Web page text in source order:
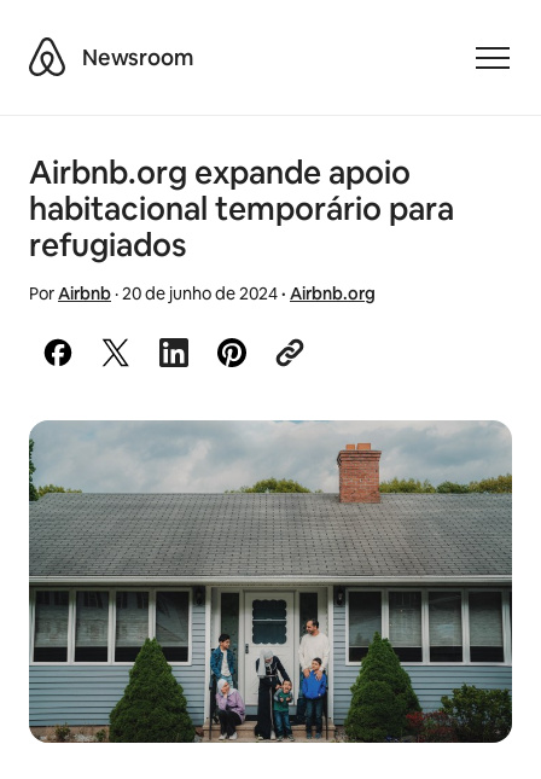
AirbnbNewsroom
Airbnb.org expande apoio
habitacional temporário para
refugiados
PorAirbnb·20 de junho de 2024· Airbnb.org